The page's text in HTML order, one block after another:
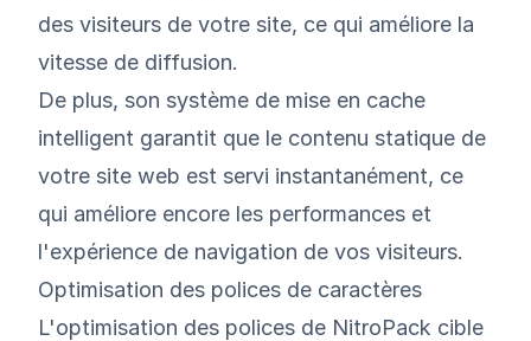
des visiteurs de votre site, ce qui améliore la
vitesse de diffusion.
De plus, son système de mise en cache
intelligent garantit que le contenu statique de
votre site web est servi instantanément, ce
qui améliore encore les performances et
l'expérience de navigation de vos visiteurs.
Optimisation des polices de caractères
L'optimisation des polices de NitroPack cible